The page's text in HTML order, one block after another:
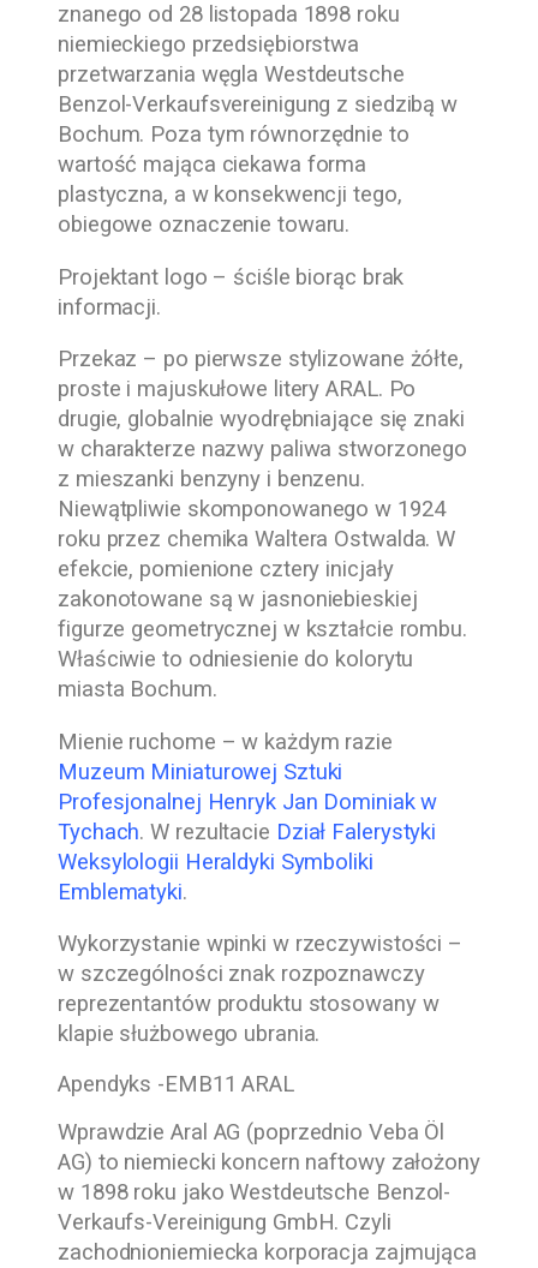
znanego od 28 listopada 1898 roku
niemieckiego przedsiębiorstwa
przetwarzania węgla Westdeutsche
Benzol-Verkaufsvereinigung z siedzibą w
Bochum. Poza tym równorzędnie to
wartość mająca ciekawa forma
plastyczna, a w konsekwencji tego,
obiegowe oznaczenie towaru.
Projektant logo – ściśle biorąc brak
informacji.
Przekaz – po pierwsze stylizowane żółte,
proste i majuskułowe litery ARAL. Po
drugie, globalnie wyodrębniające się znaki
w charakterze nazwy paliwa stworzonego
z mieszanki benzyny i benzenu.
Niewątpliwie skomponowanego w 1924
roku przez chemika Waltera Ostwalda. W
efekcie, pomienione cztery inicjały
zakonotowane są w jasnoniebieskiej
figurze geometrycznej w kształcie rombu.
Właściwie to odniesienie do kolorytu
miasta Bochum.
Mienie ruchome – w każdym razie
Muzeum Miniaturowej Sztuki
Profesjonalnej Henryk Jan Dominiak w
Tychach. W rezultacie Dział Falerystyki
Weksylologii Heraldyki Symboliki
Emblematyki.
Wykorzystanie wpinki w rzeczywistości –
w szczególności znak rozpoznawczy
reprezentantów produktu stosowany w
klapie służbowego ubrania.
Apendyks -EMB11 ARAL
Wprawdzie Aral AG (poprzednio Veba Öl
AG) to niemiecki koncern naftowy założony
w 1898 roku jako Westdeutsche Benzol-
Verkaufs-Vereinigung GmbH. Czyli
zachodnioniemiecka korporacja zajmująca